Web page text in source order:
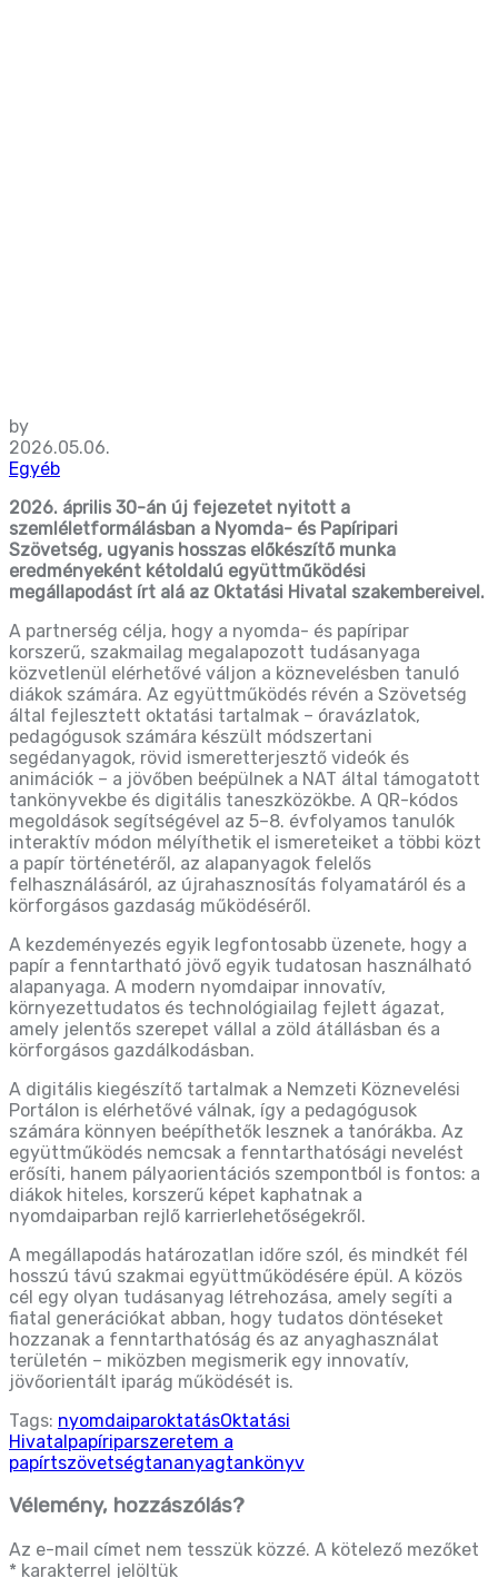
by
2026.05.06.
Egyéb
2026. április 30-án új fejezetet nyitott a
szemléletformálásban a Nyomda- és Papíripari
Szövetség, ugyanis hosszas előkészítő munka
eredményeként kétoldalú együttműködési
megállapodást írt alá az Oktatási Hivatal szakembereivel.
A partnerség célja, hogy a nyomda- és papíripar
korszerű, szakmailag megalapozott tudásanyaga
közvetlenül elérhetővé váljon a köznevelésben tanuló
diákok számára. Az együttműködés révén a Szövetség
által fejlesztett oktatási tartalmak – óravázlatok,
pedagógusok számára készült módszertani
segédanyagok, rövid ismeretterjesztő videók és
animációk – a jövőben beépülnek a NAT által támogatott
tankönyvekbe és digitális taneszközökbe. A QR-kódos
megoldások segítségével az 5–8. évfolyamos tanulók
interaktív módon mélyíthetik el ismereteiket a többi közt
a papír történetéről, az alapanyagok felelős
felhasználásáról, az újrahasznosítás folyamatáról és a
körforgásos gazdaság működéséről.
A kezdeményezés egyik legfontosabb üzenete, hogy a
papír a fenntartható jövő egyik tudatosan használható
alapanyaga. A modern nyomdaipar innovatív,
környezettudatos és technológiailag fejlett ágazat,
amely jelentős szerepet vállal a zöld átállásban és a
körforgásos gazdálkodásban.
A digitális kiegészítő tartalmak a Nemzeti Köznevelési
Portálon is elérhetővé válnak, így a pedagógusok
számára könnyen beépíthetők lesznek a tanórákba. Az
együttműködés nemcsak a fenntarthatósági nevelést
erősíti, hanem pályaorientációs szempontból is fontos: a
diákok hiteles, korszerű képet kaphatnak a
nyomdaiparban rejlő karrierlehetőségekről.
A megállapodás határozatlan időre szól, és mindkét fél
hosszú távú szakmai együttműködésére épül. A közös
cél egy olyan tudásanyag létrehozása, amely segíti a
fiatal generációkat abban, hogy tudatos döntéseket
hozzanak a fenntarthatóság és az anyaghasználat
területén – miközben megismerik egy innovatív,
jövőorientált iparág működését is.
Tags: nyomdaiparoktatásOktatási
Hivatalpapíriparszeretem a
papírtszövetségtananyagtankönyv
Vélemény, hozzászólás?
Az e-mail címet nem tesszük közzé. A kötelező mezőket
* karakterrel jelöltük